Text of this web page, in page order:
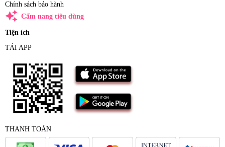
Chính sách bảo hành
auto_awesome Cẩm nang tiêu dùng
Tiện ích
TẢI APP
THANH TOÁN